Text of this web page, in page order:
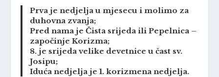
Prva je nedjelja u mjesecu i molimo za
duhovna zvanja;
Pred nama je Čista srijeda ili Pepelnica –
započinje Korizma;
8. je srijeda velike devetnice u čast sv.
Josipu;
Iduća nedjelja je 1. korizmena nedjelja.